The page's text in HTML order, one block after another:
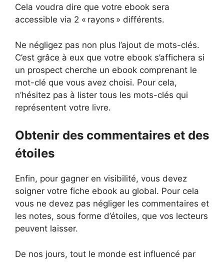
Cela voudra dire que votre ebook sera
accessible via 2 « rayons » différents.
Ne négligez pas non plus l’ajout de mots-clés.
C’est grâce à eux que votre ebook s’affichera si
un prospect cherche un ebook comprenant le
mot-clé que vous avez choisi. Pour cela,
n’hésitez pas à lister tous les mots-clés qui
représentent votre livre.
Obtenir des commentaires et des
étoiles
Enfin, pour gagner en visibilité, vous devez
soigner votre fiche ebook au global. Pour cela
vous ne devez pas négliger les commentaires et
les notes, sous forme d’étoiles, que vos lecteurs
peuvent laisser.
De nos jours, tout le monde est influencé par